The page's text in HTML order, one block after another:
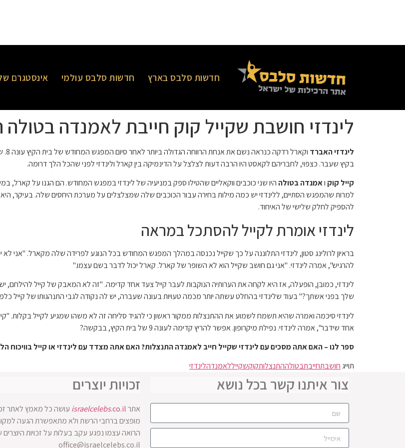
חדשות סלבס בארץ חדשות סלבס עולמי אינסטגרם
לינדזי חושבת שקייל קוק חייבת לאמנדה
לינדזי האברד
בקיץ שעבר. כצפוי, לחבריהם לקאסט היו הרבה דעות לצלצל על הדינמיקה בין קארל ולינדזי לפני שהכל הלך דרומה.
קייל קוק ואמנדה בטולה היו שני כוכבים ווקאליים שהטילו ספק במניעיה של לינדזי במפגש המחודש. הם הגנו על קארל,
למרות שהמפגש הסתיים, ללינדזי יש כמה מילות בחירה עבור הכוכבים שלה שמצלצלים על מערכת היחסים שלה. בעיקר,
להספיק לחלק שלישי של האיחוד.
לינדזי אומרת לקייל להסתכל במראה
בראיון לרולינג סטון, לינדזי התלוננה על כך שקייל נכנסה במהלך המפגש המחודש בכל הנוגע לפרידה שלה מקארל. "אני
להרגיש", אמרה לינדזי. "אני גם חושב שקייל הוא לא השופר של קארל. קארל יכול לדבר בשם עצמו."
לינדזי, כמובן, הופעלה, אז היא לקחה את הערותיה הנוקבות לעבר קייל צעד אחד קדימה. "זה לא המאבק של קייל להילחם,
שלך בפני אשתך?" בעוד שלינדזי בהחלט עשתה יותר מכמה טעויות בעונה שעברה, יש לה נקודה לגבי התנהגותו של קייל
לינדזי סיכמה ואמרה שהיא תשמח לשמוע את ההתנצלות ממקור ראשון כי להגיד סליחה זה לא משהו שמגיע לקייל בקלות.
אחד שידבר", אמרה לינדזי. נפילת מיקרופון. אפשר להריץ קדימה לעונה 9 של בית הקיץ, בבקשה?
ספר לנו – האם אתה מסכים עם לינדזי שקייל חייב לאמנדה התנצלות? האם אתה מצדד עם לינדזי או קייל בוויכוח
תוייג חושבתחייבתבטולההתנצלותקוקשקייללאמנדהלינדזי
צור איתנו קשר בכל נושא זכויות יוצרים
אתר israelcelebs.co.il
עושה כל מאמץ לאתר
הרואה עצמו נפגע עקב בעלות על זכויות
office@israelcelebs.co.il